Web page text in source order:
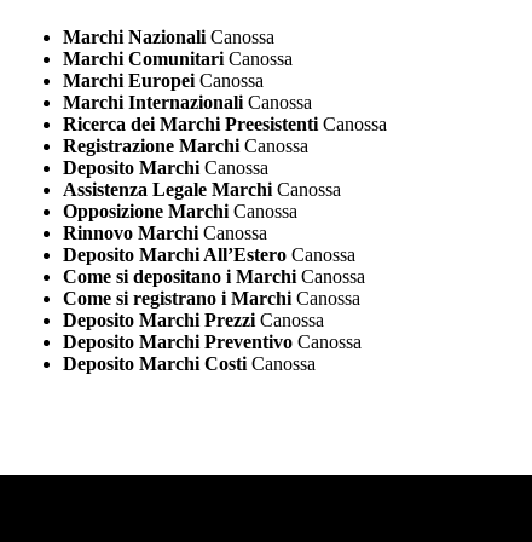
Marchi NazionaliCanossa
Marchi ComunitariCanossa
Marchi EuropeiCanossa
Marchi InternazionaliCanossa
Ricerca dei Marchi PreesistentiCanossa
Registrazione MarchiCanossa
Deposito MarchiCanossa
Assistenza Legale MarchiCanossa
Opposizione MarchiCanossa
Rinnovo MarchiCanossa
Deposito Marchi All’EsteroCanossa
Come si depositano i MarchiCanossa
Come si registrano i MarchiCanossa
Deposito Marchi PrezziCanossa
Deposito Marchi PreventivoCanossa
Deposito Marchi CostiCanossa